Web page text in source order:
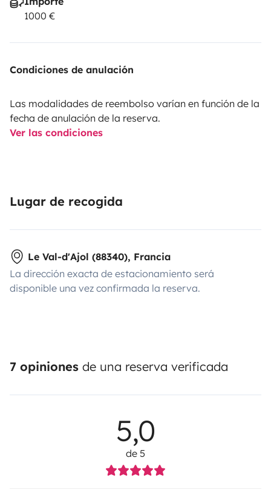
1000 €
Condiciones de anulación
Las modalidades de reembolso varían en función de la
fecha de anulación de la reserva.
Ver las condiciones
Lugar de recogida
Le Val-d'Ajol (88340), Francia
La dirección exacta de estacionamiento será
disponible una vez confirmada la reserva.
7 opiniones de una reserva verificada
5,0
de 5